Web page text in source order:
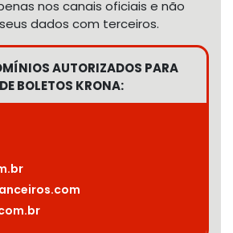
nos canais oficiais e não
dados com terceiros.
AUTORIZADOS PARA
BOLETOS KRONA: